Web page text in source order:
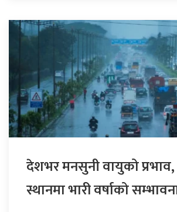
देशभर मनसुनी वायुको
स्थानमा भारी वर्षाको